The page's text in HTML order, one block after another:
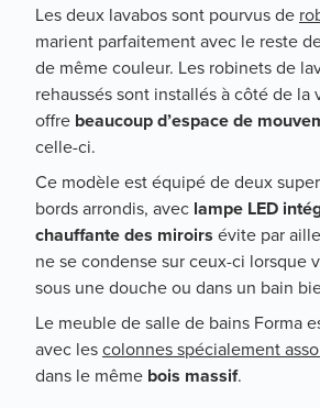
Les deux lavabos sont pourvus de
marient parfaitement avec le reste
de même couleur. Les robinets de
rehaussés sont installés à côté de la
offre beaucoup d’espace de
celle-ci.
Ce modèle est équipé de deux
bords arrondis, avec lampe LED
chauffante des miroirs évite par
ne se condense sur ceux-ci lorsque
sous une douche ou dans un bain
Le meuble de salle de bains Forma
avec lescolonnes spécialement
dans le même bois massif.